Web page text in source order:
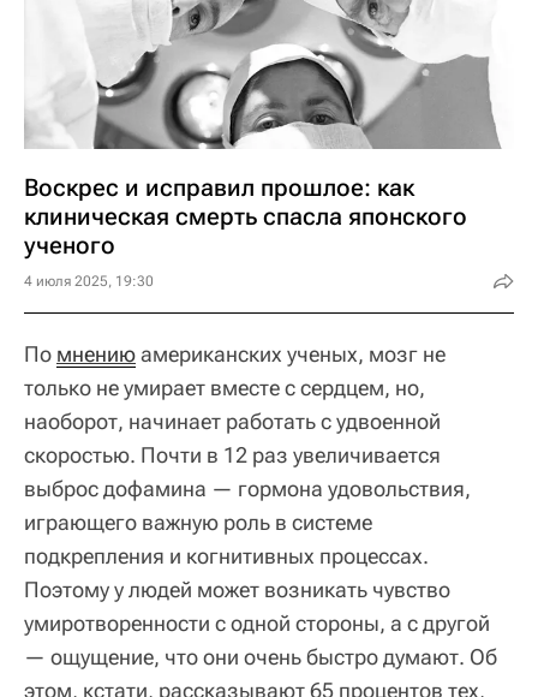
Воскрес и исправил прошлое: как
клиническая смерть спасла японского
ученого
4 июля 2025, 19:30
По мнениюамериканских ученых, мозг не
только не умирает вместе с сердцем, но,
наоборот, начинает работать с удвоенной
скоростью. Почти в 12 раз увеличивается
выброс дофамина — гормона удовольствия,
играющего важную роль в системе
подкрепления и когнитивных процессах.
Поэтому у людей может возникать чувство
умиротворенности с одной стороны, а с другой
— ощущение, что они очень быстро думают. Об
этом, кстати, рассказывают 65 процентов тех,